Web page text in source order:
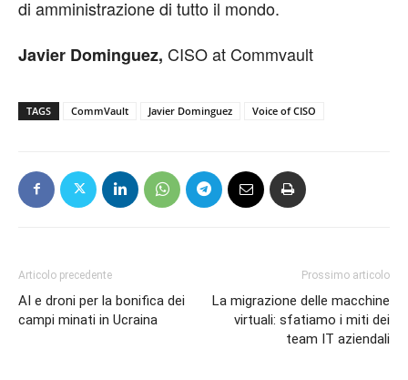
di amministrazione di tutto il mondo.
Javier Dominguez, CISO at Commvault
TAGS CommVault Javier Dominguez Voice of CISO
Articolo precedente
AI e droni per la bonifica dei
campi minati in Ucraina
Prossimo articolo
La migrazione delle macchine
virtuali: sfatiamo i miti dei
team IT aziendali